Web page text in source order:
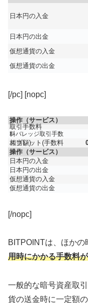
日本円の入金
日本円の出金
仮想通貨の入金
仮想通貨の出金
[/pc] [nopc]
操作（サービス）
取引手数料
レバレッジ取引手数料
スプレット(手数料相当額)
操作（サービス）
日本円の入金
日本円の出金
仮想通貨の入金
仮想通貨の出金
[/nopc]
BITPOINTは、ほか
用時にかかる手数料
一般的な暗号資産取
貨の送金時に一定額